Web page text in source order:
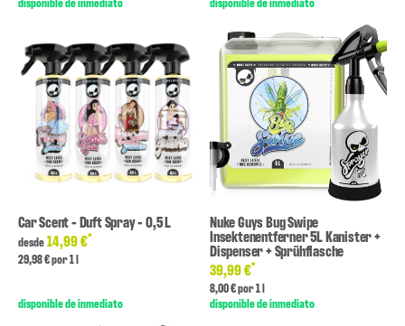
Car Scent - Duft Spray - 0,5 L
desde14,99 €*
29,98 € por 1 l
disponible de inmediato
Nuke Guys Bug Swipe
Insektenentferner 5L Kanister +
Dispenser + Sprühflasche
39,99 €*
8,00 € por 1 l
disponible de inmediato